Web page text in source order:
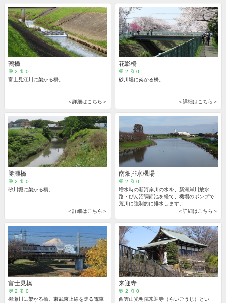
鶉橋
💬 2 🔖 0
富士見江川に架かる橋。
＜詳細はこちら＞
花影橋
💬 2 🔖 0
砂川堀に架かる橋。
＜詳細はこちら＞
勝瀬橋
💬 2 🔖 0
砂川堀に架かる橋。
＜詳細はこちら＞
南畑排水機場
💬 2 🔖 0
増水時の新河岸川の水を、新河岸川放水
路・びん沼調節池を経て、機場のポンプで
荒川に強制的に排水します。
＜詳細はこちら＞
富士見橋
💬 2 🔖 0
柳瀬川に架かる橋。東武東上線を走る電車
来迎寺
💬 2 🔖 0
西雲山光明院来迎寺（らいごうじ）とい